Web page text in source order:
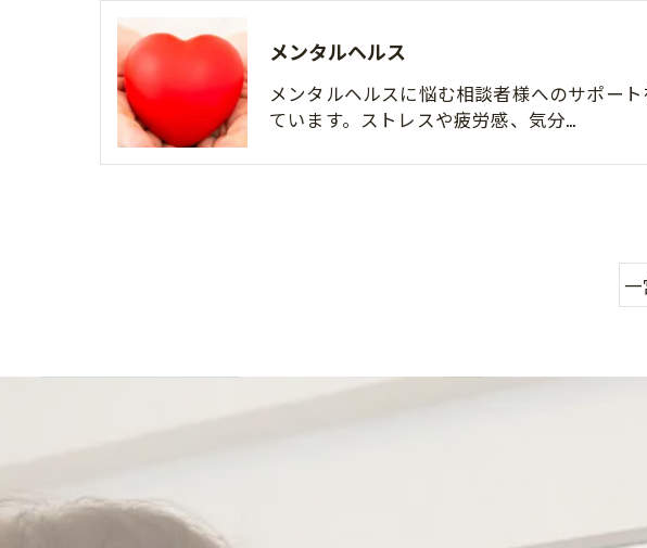
メンタルヘルス
メンタルヘルスに悩む相談者様へのサポート
ています。ストレスや疲労感、気分…